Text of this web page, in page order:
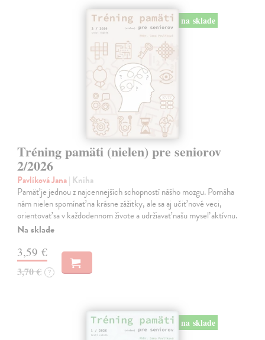
na sklade
Tréning pamäti (nielen) pre seniorov
2/2026
Pavlíková Jana| Kniha
Pamäť je jednou z najcennejších schopností nášho mozgu. Pomáha
nám nielen spomínať na krásne zážitky, ale sa aj učiť nové veci,
orientovať sa v každodennom živote a udržiavať našu myseľ aktívnu.
Na sklade
3,59 €
3,70 € ?
na sklade